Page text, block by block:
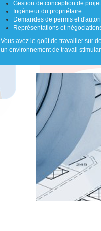
Gestion de conception de projet
Ingénieur du propriétaire
Demandes de permis et
Représentations et
Vous avez le goût de travailler sur
un environnement de travail